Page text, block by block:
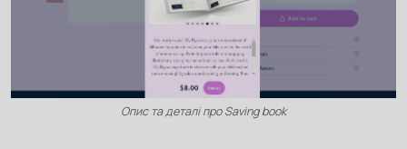
Опис та деталі про Saving book